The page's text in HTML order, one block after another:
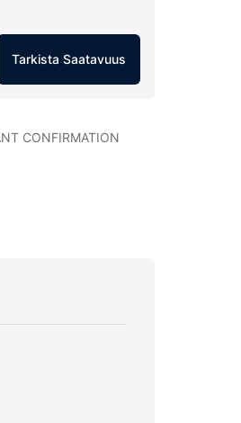
Tarkista Saatavuus
CONFIRMATION